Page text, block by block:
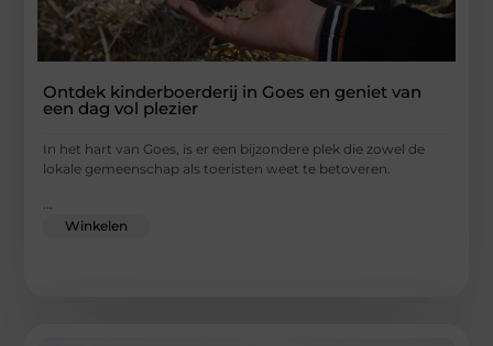
Ontdek kinderboerderij in Goes en geniet van
een dag vol plezier
In het hart van Goes, is er een bijzondere plek die zowel de
lokale gemeenschap als toeristen weet te betoveren.
...
Winkelen